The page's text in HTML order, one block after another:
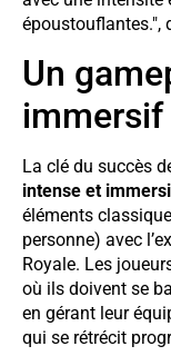
époustouflantes.",
Un
immersif
La clé du succès
intense et
éléments
personne) avec
Royale. Les
où ils doivent se
en gérant leur
qui se rétrécit